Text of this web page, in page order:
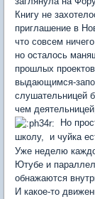
Книгу не
приглашение в
что совсем
но осталось
прошлых
выдающимся-
слушательницей
чем
Но
школу, и чуйка
Уже неделю
Ютубе и
обнажаются
И какое-то